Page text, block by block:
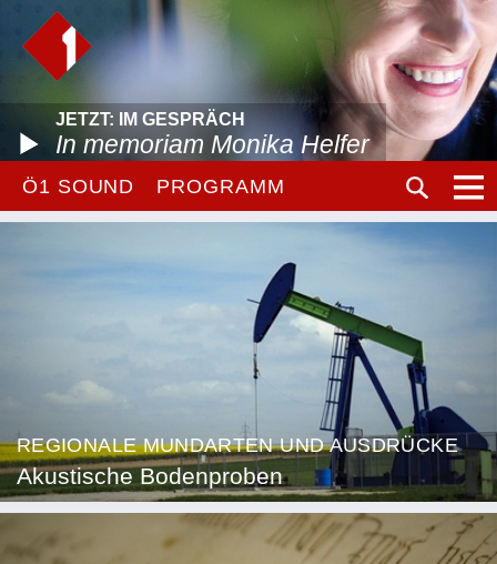
JETZT: IM GESPRÄCH
In memoriam Monika Helfer
Ö1 SOUND PROGRAMM
REGIONALE MUNDARTEN UND AUSDRÜCKE
Akustische Bodenproben